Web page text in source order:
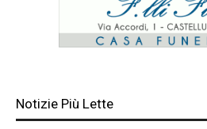
Notizie Più Lette